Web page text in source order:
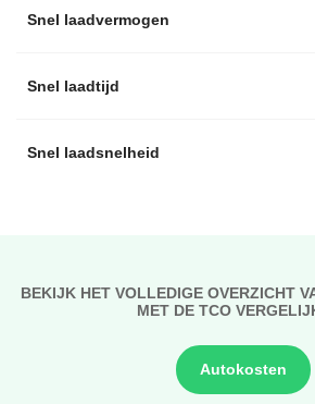
Snel laadvermogen
Snel laadtijd
Snel laadsnelheid
BEKIJK HET VOLLEDIGE OVERZICHT
MET DE TCO
Autokosten